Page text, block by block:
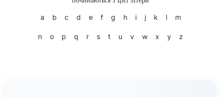
a b c d e f g h i j k l m
n o p q r s t u v w x y z